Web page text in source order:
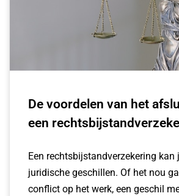
De voordelen van het
een
Een rechtsbijstandverzekering kan
juridische geschillen. Of het nou
conflict op het werk, een geschil